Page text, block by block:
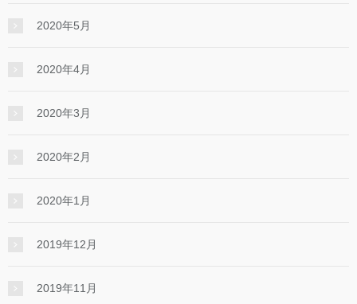
2020年5月
2020年4月
2020年3月
2020年2月
2020年1月
2019年12月
2019年11月